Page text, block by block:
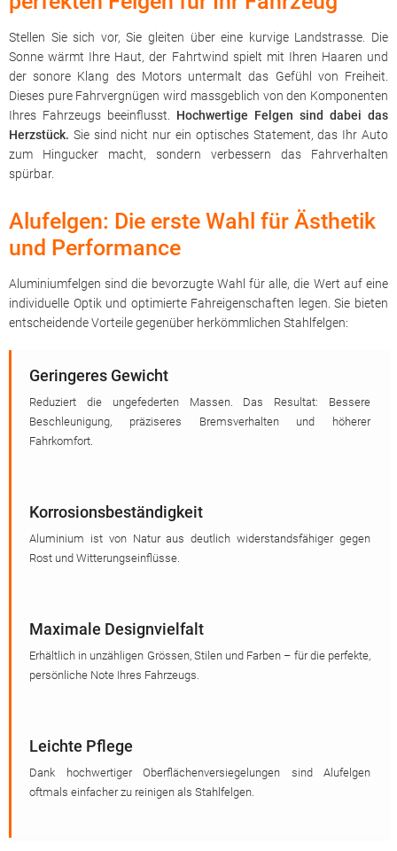
Stellen Sie sich vor, Sie gleiten über eine kurvige Landstrasse. Die
Sonne wärmt Ihre Haut, der Fahrtwind spielt mit Ihren Haaren und
der sonore Klang des Motors untermalt das Gefühl von Freiheit.
Dieses pure Fahrvergnügen wird massgeblich von den Komponenten
Ihres Fahrzeugs beeinflusst. Hochwertige Felgen sind dabei das
Herzstück. Sie sind nicht nur ein optisches Statement, das Ihr Auto
zum Hingucker macht, sondern verbessern das Fahrverhalten
spürbar.
Alufelgen: Die erste Wahl für Ästhetik
und Performance
Aluminiumfelgen sind die bevorzugte Wahl für alle, die Wert auf eine
individuelle Optik und optimierte Fahreigenschaften legen. Sie bieten
entscheidende Vorteile gegenüber herkömmlichen Stahlfelgen:
Geringeres Gewicht
Reduziert die ungefederten Massen. Das Resultat: Bessere
Beschleunigung, präziseres Bremsverhalten und höherer
Fahrkomfort.
Korrosionsbeständigkeit
Aluminium ist von Natur aus deutlich widerstandsfähiger gegen
Rost und Witterungseinflüsse.
Maximale Designvielfalt
Erhältlich in unzähligen Grössen, Stilen und Farben – für die perfekte,
persönliche Note Ihres Fahrzeugs.
Leichte Pflege
Dank hochwertiger Oberflächenversiegelungen sind Alufelgen
oftmals einfacher zu reinigen als Stahlfelgen.